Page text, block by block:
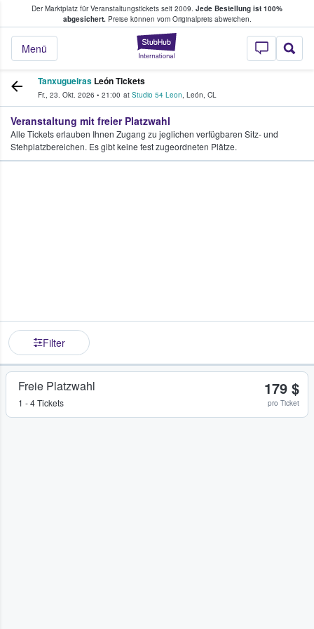
Der Marktplatz für Veranstaltungstickets seit 2009. Jede Bestellung ist 100%
abgesichert.Preise können vom Originalpreis abweichen.
StubHub - Wo
Menü
Tickets kaufen & verkaufen
Tanxugueiras León Tickets
Fr., 23. Okt. 2026 • 21:00 at Studio 54 Leon, León, CL
Veranstaltung mit freier Platzwahl
Alle Tickets erlauben Ihnen Zugang zu jeglichen verfügbaren Sitz- und
Stehplatzbereichen. Es gibt keine fest zugeordneten Plätze.
Filter
Freie Platzwahl
1 - 4 Tickets
179 $
pro Ticket